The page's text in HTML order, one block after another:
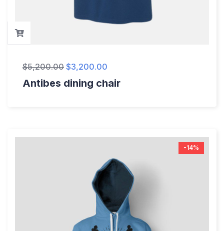
$5,200.00 $3,200.00
Antibes dining chair
-14%